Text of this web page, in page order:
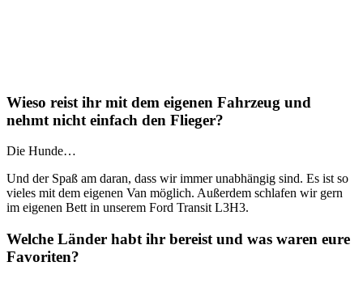
Wieso reist ihr mit dem eigenen Fahrzeug und
nehmt nicht einfach den Flieger?
Die Hunde…
Und der Spaß am daran, dass wir immer unabhängig sind. Es ist so
vieles mit dem eigenen Van möglich. Außerdem schlafen wir gern
im eigenen Bett in unserem Ford Transit L3H3.
Welche Länder habt ihr bereist und was waren eure
Favoriten?